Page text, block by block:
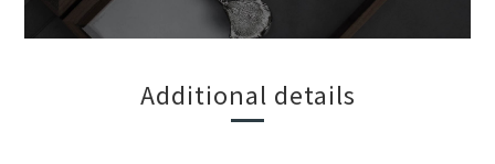
Additional details